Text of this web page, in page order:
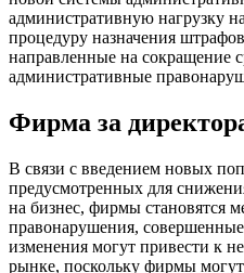
административную нагрузку
процедуру назначения
направленные на сокращение
административные
Фирма за
В связи с введением новых
предусмотренных для
на бизнес, фирмы становятся
правонарушения,
изменения могут привести к
рынке, поскольку фирмы могут